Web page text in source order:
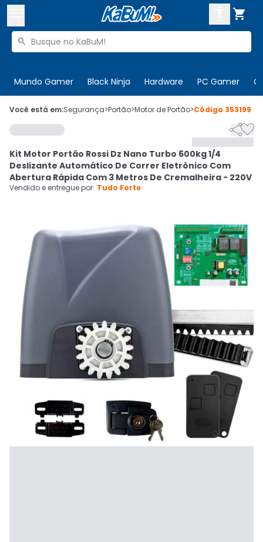

Buscar produtos

Mundo Gamer Black Ninja Hardware PC Gamer
 Olá. Acesse sua conta
 Departamentos
Cupons
Mais Vendidos
CADASTRE-SE
Você está em:Segurança>Portão>Motor de Portão>Código 353199

Kit Motor Portão Rossi Dz Nano Turbo 600kg 1/4
Deslizante Automático De Correr Eletrônico Com
Abertura Rápida Com 3 Metros De Cremalheira - 220V
Vendido e entregue por: Tudo Forte